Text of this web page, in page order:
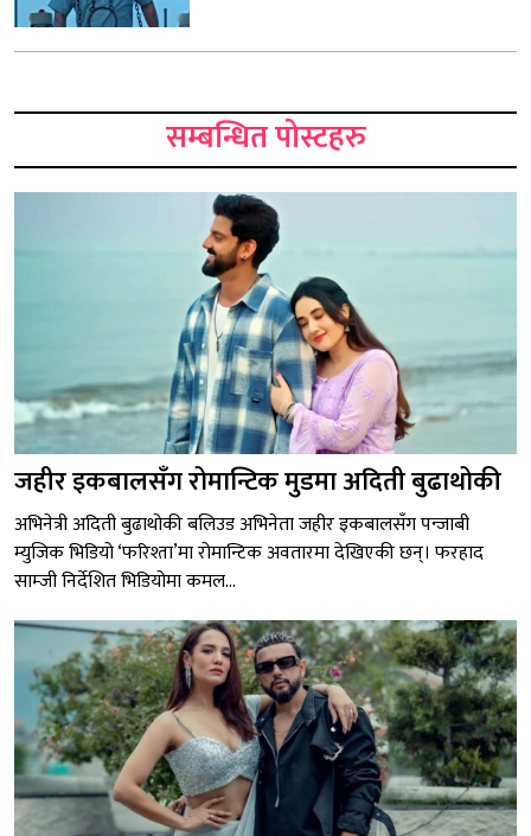
सम्बन्धित पोस्टहरु
जहीर इकबालसँग रोमान्टिक मुडमा अदिती बुढाथोकी
अभिनेत्री अदिती बुढाथोकी बलिउड अभिनेता जहीर इकबालसँग पन्जाबी
म्युजिक भिडियो ‘फरिश्ता’मा रोमान्टिक अवतारमा देखिएकी छन्। फरहाद
साम्जी निर्देशित भिडियोमा कमल...